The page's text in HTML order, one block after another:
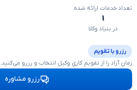
تعداد خدمات ارائه شده
۱
در بنیاد وکلا
رزرو با تقویم
زمانِ آزاد را از تقویمِ کاریِ وکیل انتخاب و رزرو می‌کنید.
رزرو مشاوره